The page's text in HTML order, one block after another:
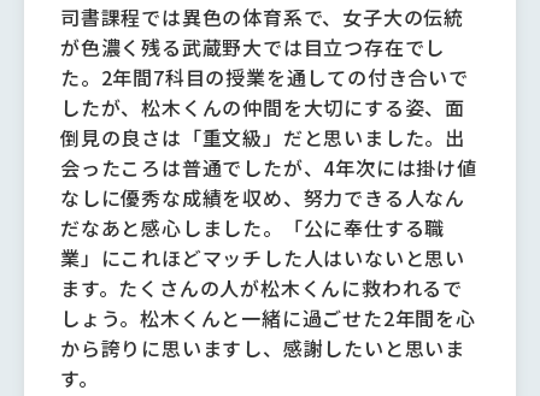
司書課程では異色の体育系で、女子大の伝統
が色濃く残る武蔵野大では目立つ存在でし
た。2年間7科目の授業を通しての付き合いで
したが、松木くんの仲間を大切にする姿、面
倒見の良さは「重文級」だと思いました。出
会ったころは普通でしたが、4年次には掛け値
なしに優秀な成績を収め、努力できる人なん
だなあと感心しました。「公に奉仕する職
業」にこれほどマッチした人はいないと思い
ます。たくさんの人が松木くんに救われるで
しょう。松木くんと一緒に過ごせた2年間を心
から誇りに思いますし、感謝したいと思いま
す。